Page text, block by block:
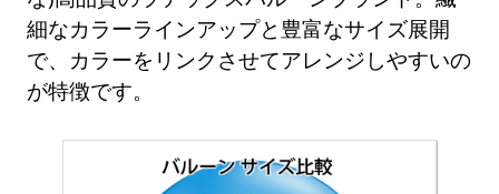
細なカラーラインアップと豊富なサイズ展開
で、カラーをリンクさせてアレンジしやすいの
が特徴です。